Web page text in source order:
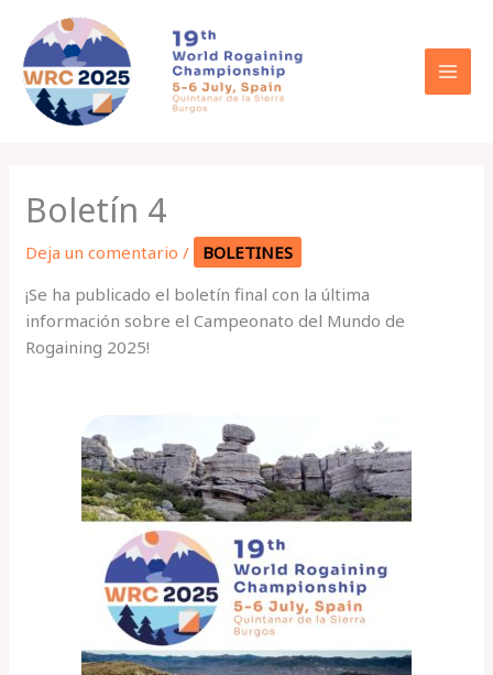
contenido
Boletín 4
Deja un comentario /
BOLETINES
¡Se ha publicado el boletín final con la última
información sobre el Campeonato del Mundo de
Rogaining 2025!